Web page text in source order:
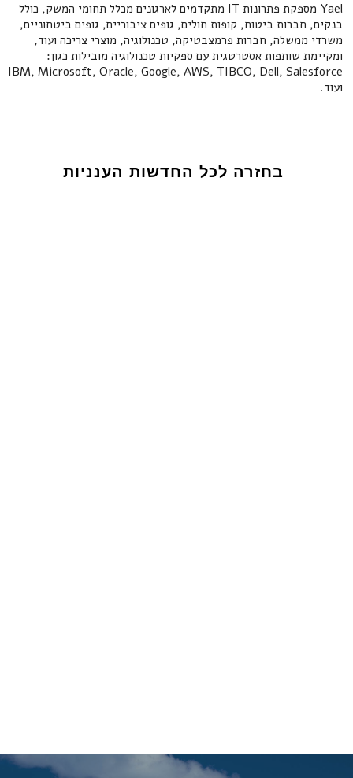
Yael מספקת פתרונות IT מתקדמים לארגונים מכלל תחומי המשק, כולל
בנקים, חברות ביטוח, קופות חולים, גופים ציבוריים, גופים ביטחוניים,
משרדי ממשלה, חברות פרמצבטיקה, טכנולוגיה, מוצרי צריכה ועוד,
ומקיימת שותפות אסטרטגית עם ספקיות טכנולוגיה מובילות כגון:
IBM, Microsoft, Oracle, Google, AWS, TIBCO, Dell, Salesforce
ועוד.
בחזרה לכל החדשות הענניות